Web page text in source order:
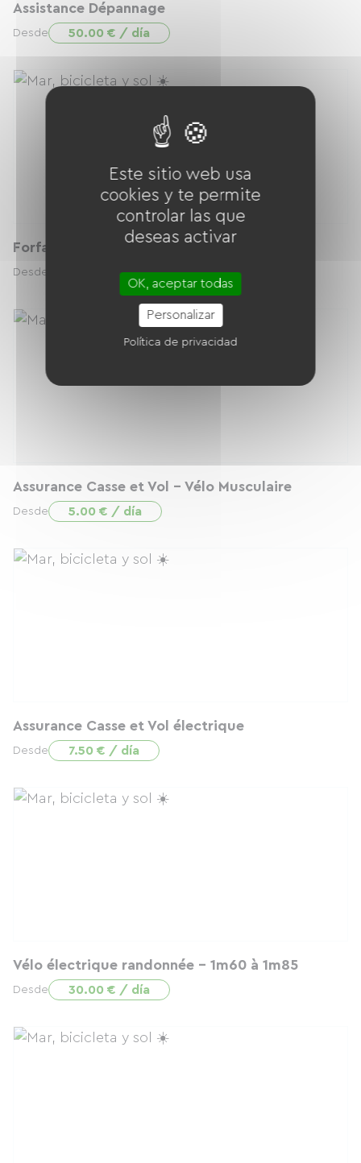
Assistance Dépannage
Desde 50.00 € / día
Forfait Nettoyage
Desde 5.00 € / día
Assurance Casse et Vol - Vélo Musculaire
Desde 5.00 € / día
Assurance Casse et Vol électrique
Desde 7.50 € / día
Vélo électrique randonnée - 1m60 à 1m85
Desde 30.00 € / día
Este sitio web usa
cookies y te permite
controlar las que
deseas activar
OK, aceptar todas
Personalizar
Política de privacidad